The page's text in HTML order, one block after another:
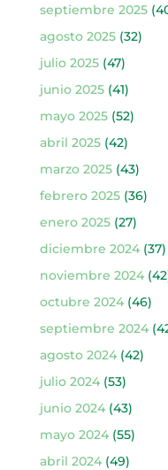
septiembre 2025
agosto 2025(32)
julio 2025(47)
junio 2025(41)
mayo 2025(52)
abril 2025(42)
marzo 2025(43)
febrero 2025(36)
enero 2025(27)
diciembre 2024(37)
noviembre 2024
octubre 2024(46)
septiembre 2024
agosto 2024(42)
julio 2024(53)
junio 2024(43)
mayo 2024(55)
abril 2024(49)